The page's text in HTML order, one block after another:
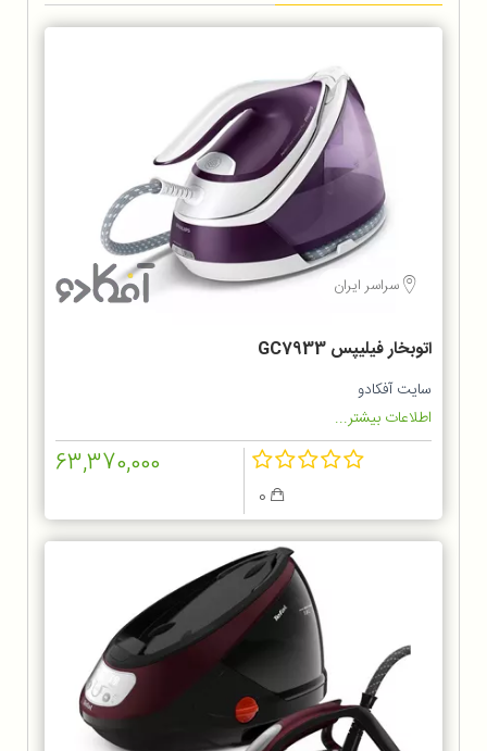
سراسر ایران
اتوبخار فیلیپس GC7933
سایت آفکادو
اطلاعات بیشتر...
63,370,000